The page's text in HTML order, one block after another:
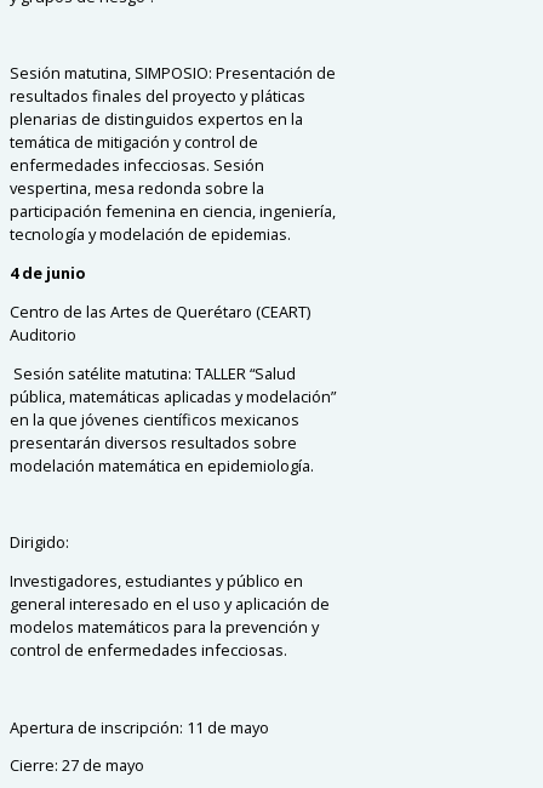
Sesión matutina, SIMPOSIO: Presentación de
resultados finales del proyecto y pláticas
plenarias de distinguidos expertos en la
temática de mitigación y control de
enfermedades infecciosas. Sesión
vespertina,mesa redonda sobre la
participación femenina en ciencia, ingeniería,
tecnología y modelación de epidemias.
4 de junio
Centro de las Artes de Querétaro (CEART)
Auditorio
Sesión satélite matutina: TALLER “Salud
pública, matemáticas aplicadas y modelación”
en la que jóvenes científicos mexicanos
presentarán diversos resultados sobre
modelación matemática en epidemiología.
Dirigido:
Investigadores, estudiantes y público en
general interesado en el uso y aplicación de
modelos matemáticos para la prevención y
control de enfermedades infecciosas.
Apertura de inscripción: 11 de mayo
Cierre: 27 de mayo